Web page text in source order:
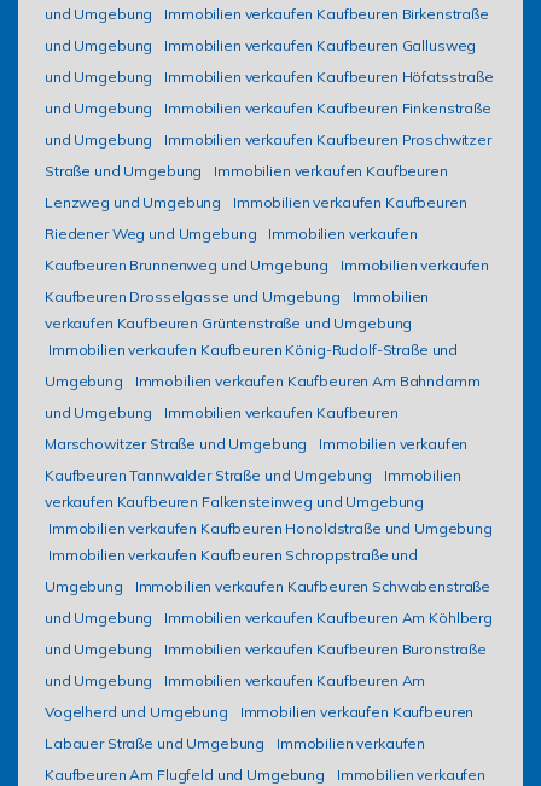
und Umgebung
Immobilien verkaufen Kaufbeuren Birkenstraße
und Umgebung
Immobilien verkaufen Kaufbeuren Gallusweg
und Umgebung
Immobilien verkaufen Kaufbeuren Höfatsstraße
und Umgebung
Immobilien verkaufen Kaufbeuren Finkenstraße
und Umgebung
Immobilien verkaufen Kaufbeuren Proschwitzer
Straße und Umgebung
Immobilien verkaufen Kaufbeuren
Lenzweg und Umgebung
Immobilien verkaufen Kaufbeuren
Riedener Weg und Umgebung
Immobilien verkaufen
Kaufbeuren Brunnenweg und Umgebung
Immobilien verkaufen
Kaufbeuren Drosselgasse und Umgebung
Immobilien
verkaufen Kaufbeuren Grüntenstraße und Umgebung
Immobilien verkaufen Kaufbeuren König-Rudolf-Straße und
Umgebung
Immobilien verkaufen Kaufbeuren Am Bahndamm
und Umgebung
Immobilien verkaufen Kaufbeuren
Marschowitzer Straße und Umgebung
Immobilien verkaufen
Kaufbeuren Tannwalder Straße und Umgebung
Immobilien
verkaufen Kaufbeuren Falkensteinweg und Umgebung
Immobilien verkaufen Kaufbeuren Honoldstraße und Umgebung
Immobilien verkaufen Kaufbeuren Schroppstraße und
Umgebung
Immobilien verkaufen Kaufbeuren Schwabenstraße
und Umgebung
Immobilien verkaufen Kaufbeuren Am Köhlberg
und Umgebung
Immobilien verkaufen Kaufbeuren Buronstraße
und Umgebung
Immobilien verkaufen Kaufbeuren Am
Vogelherd und Umgebung
Immobilien verkaufen Kaufbeuren
Labauer Straße und Umgebung
Immobilien verkaufen
Kaufbeuren Am Flugfeld und Umgebung
Immobilien verkaufen